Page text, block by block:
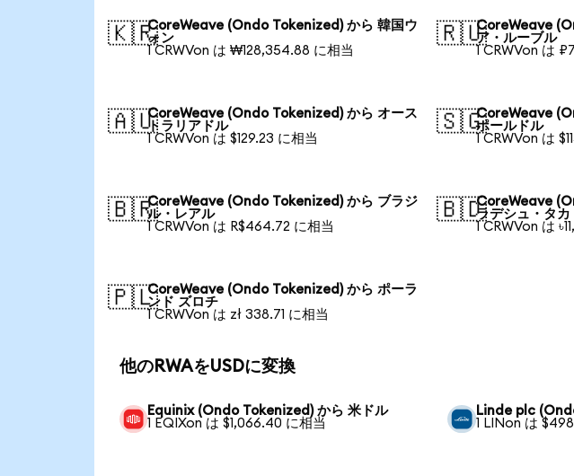
🇰🇷CoreWeave (Ondo Tokenized) から 韓国ウ
ォン
1 CRWVon は ₩128,354.88 に相当
🇷🇺CoreWeave
ア・ルーブル
1 CRWVon は
🇦🇺CoreWeave (Ondo Tokenized) から オース
トラリアドル
1 CRWVon は $129.23 に相当
🇸🇬CoreWeave
ポールドル
1 CRWVon は
🇧🇷CoreWeave (Ondo Tokenized) から ブラジ
ル・レアル
1 CRWVon は R$464.72 に相当
🇧🇩CoreWeave
ラデシュ・タカ
1 CRWVon は
🇵🇱CoreWeave (Ondo Tokenized) から ポーラ
ンド ズロチ
1 CRWVon は zł 338.71 に相当
他のRWAをUSDに変換
Equinix (Ondo Tokenized) から 米ドル
1 EQIXon は $1,066.40 に相当
Linde plc
1 LINon は